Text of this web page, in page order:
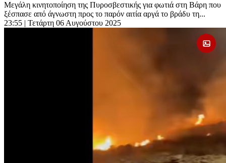
Μεγάλη κινητοποίηση της Πυροσβεστικής για φωτιά στη Βάρη που
ξέσπασε από άγνωστη προς το παρόν αιτία αργά το βράδυ τη...
23:55 | Τετάρτη 06 Αυγούστου 2025